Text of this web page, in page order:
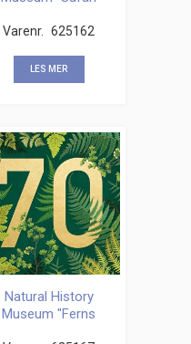
Varenr. 625162
LES MER
Natural History
Museum "Ferns